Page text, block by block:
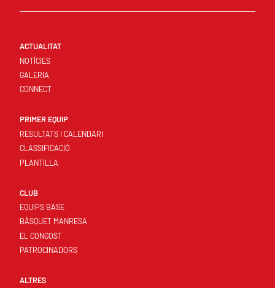
ACTUALITAT
NOTÍCIES
GALERIA
CONNECT
PRIMER EQUIP
RESULTATS I CALENDARI
CLASSIFICACIÓ
PLANTILLA
CLUB
EQUIPS BASE
BÀSQUET MANRESA
EL CONGOST
PATROCINADORS
ALTRES